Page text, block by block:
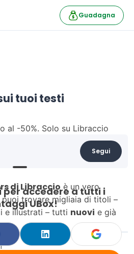
Guadagna
tuoi testi
al -50%. Solo su Libraccio
Segui
di Libraccio è un vero
puoi trovare migliaia di titoli –
e illustrati – tutti nuovi e già
per accedere a tutti i
UBox!